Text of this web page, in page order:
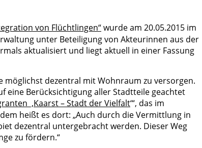
von Flüchtlingen“wurde am 20.05.2015 im
unter Beteiligung von Akteurinnen aus der
aktualisiert und liegt aktuell in einer Fassung
möglichst dezentral mit Wohnraum zu versorgen.
eine Berücksichtigung aller Stadtteile geachtet
‚Kaarst – Stadt der Vielfalt‘“, das im
heißt es dort: „Auch durch die Vermittlung in
dezentral untergebracht werden. Dieser Weg
zu fördern.“